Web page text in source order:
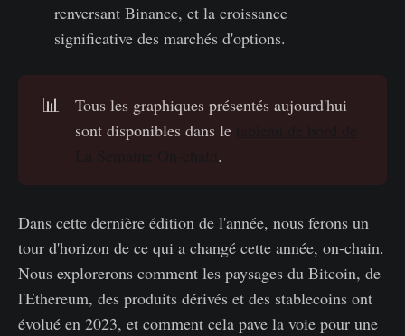
renversant Binance, et la croissance
significative des marchés d'options.
📊
Tous les graphiques présentés aujourd'hui
sont disponibles dans le
.
Dans cette dernière édition de l'année, nous ferons un
tour d'horizon de ce qui a changé cette année, on-chain.
Nous explorerons comment les paysages du Bitcoin, de
l'Ethereum, des produits dérivés et des stablecoins ont
évolué en 2023, et comment cela pave la voie pour une